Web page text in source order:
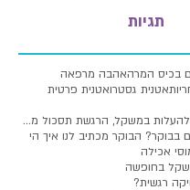
תגיות
בכיס המרהאהבה מרפאה
אטנית גסטרואטנית פרטית
איזה רגש גורם לי להעלות במשקל, הרגשת תסכול מעלייה
בבוקר? הבוקר מכתיב לנו איך הי
אכילה
בחופשה
רגשית?